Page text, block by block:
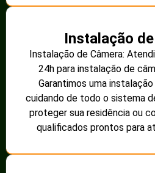
Instalação
Instalação de Câmera:
24h para instalação de
Garantimos uma
cuidando de todo o sistema
proteger sua residência ou
qualificados prontos para